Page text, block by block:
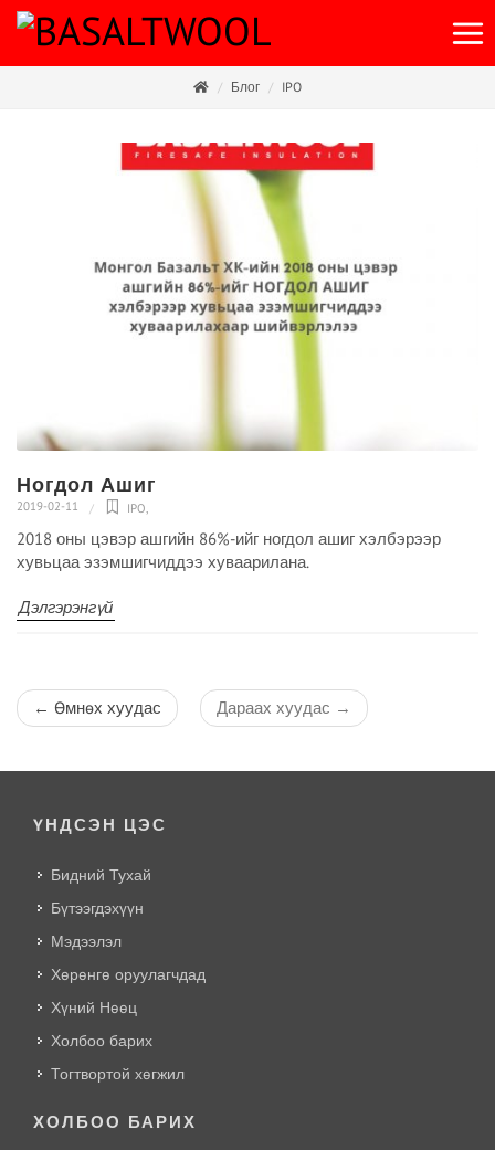
Блог IPO
Ногдол Ашиг
2019-02-11 IPO
2018 оны цэвэр ашгийн 86%-ийг ногдол ашиг хэлбэрээр
хувьцаа эзэмшигчиддээ хуваарилана.
Дэлгэрэнгүй
← Өмнөх хуудас Дараах хуудас →
ҮНДСЭН ЦЭС
Бидний Тухай
Бүтээгдэхүүн
Мэдээлэл
Хөрөнгө оруулагчдад
Хүний Нөөц
Холбоо барих
Тогтвортой хөгжил
ХОЛБОО БАРИХ